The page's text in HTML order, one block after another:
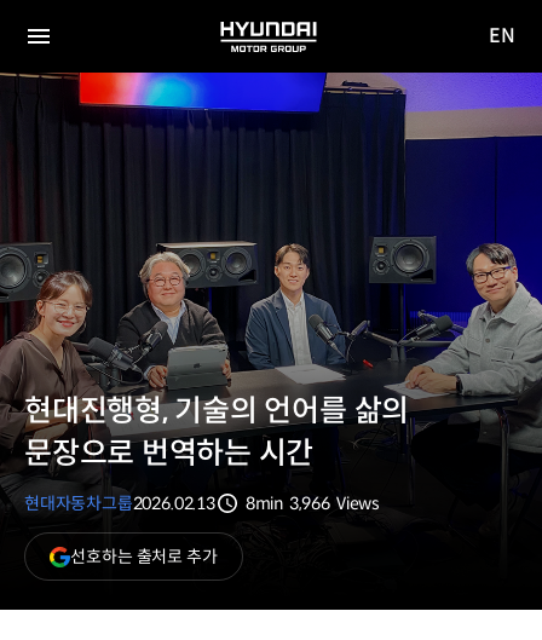
전체
HYUNDAI
MOTOR
사이
이동
EN
현대진행형, 기술의 언어를 삶의
문장으로 번역하는 시간
현대자동차그룹2026.02.13
8min 3,966 Views
선호하는 출처로 추가(새
창
열림)